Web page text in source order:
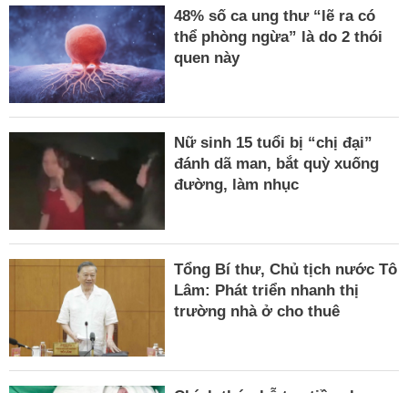
48% số ca ung thư “lẽ ra có
thể phòng ngừa” là do 2 thói
quen này
Nữ sinh 15 tuổi bị “chị đại”
đánh dã man, bắt quỳ xuống
đường, làm nhục
Tổng Bí thư, Chủ tịch nước Tô
Lâm: Phát triển nhanh thị
trường nhà ở cho thuê